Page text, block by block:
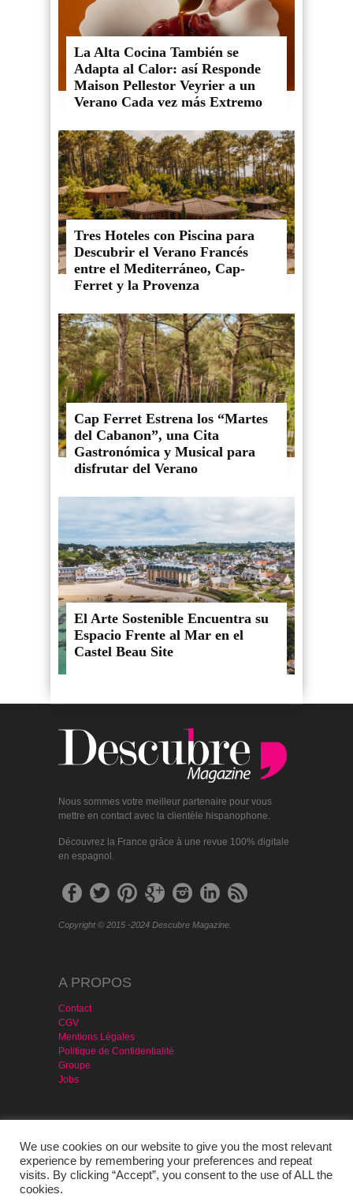
La Alta Cocina También se
Adapta al Calor: así Responde
Maison Pellestor Veyrier a un
Verano Cada vez más Extremo
Tres Hoteles con Piscina para
Descubrir el Verano Francés
entre el Mediterráneo, Cap-
Ferret y la Provenza
Cap Ferret Estrena los “Martes
del Cabanon”, una Cita
Gastronómica y Musical para
disfrutar del Verano
El Arte Sostenible Encuentra su
Espacio Frente al Mar en el
Castel Beau Site
Nous sommes votre meilleur partenaire pour vous
mettre en contact avec la clientèle hispanophone.
Découvrez la France grâce à une revue 100% digitale
en espagnol.
Copyright © 2015 -2024 Descubre Magazine.
A PROPOS
Contact
CGV
Mentions Légales
Politique de Confidentialité
Groupe
Jobs
Agencia Publicidad
Version PDF – Gratis
Portugal
Evénement Prête-moi Ta Langue
We use cookies on our website to give you the most relevant
experience by remembering your preferences and repeat
visits. By clicking “Accept”, you consent to the use of ALL the
cookies.